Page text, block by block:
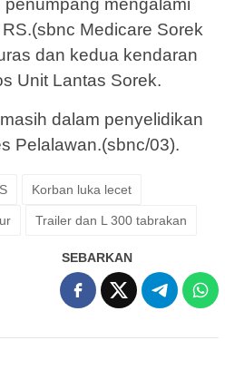
Medicare Sorek
dan kedua kendaran
Unit Lantas Sorek.
dalam penyelidikan
Pelalawan.(sbnc/03).
Korban luka lecet
Trailer dan L 300 tabrakan
SEBARKAN